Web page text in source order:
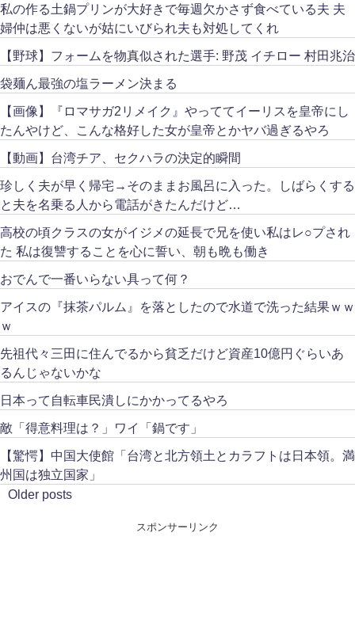
私の作る土鍋プリンが大好きで毎週欠かさず食べている夫 夫
婦仲は悪くないが姑にいびられ夫も対処してくれ
【野球】フォームを物真似された選手: 野茂 イチロー 村田兆治
袋麺ん最強の塩ラーメン決まる
【画像】『ロマサガ2リメイク』やっててイーリスを皇帝にし
たんやけど、こんな格好した女が皇帝とかヤバ過ぎるやろ
【動画】台湾チア、セクハラの決定的瞬間
珍しく夫が早く帰宅→そのままお風呂に入った。しばらくする
と夫を名乗る人から電話がきたんだけど…
高校の頃クラスの女がイジメの延長で兄を使い私はレ○プされ
た 私は復讐することを心に誓い、朝も晩も働き
おでんで一番いらない具って何？
アイスの『抹茶パルム』を落としたので水道で洗った結果ｗｗ
ｗ
先祖代々三田に住んでるから貧乏だけど資産10億円ぐらいあ
るんじゃないかな
日本って自転車民潰しにかかってるやろ
敵「得意料理は？」ワイ「鍋です」
【驚愕】中国大使館「台湾と北方領土とカラフトは日本領。満
州国は独立国家」
Older posts
スポンサーリンク